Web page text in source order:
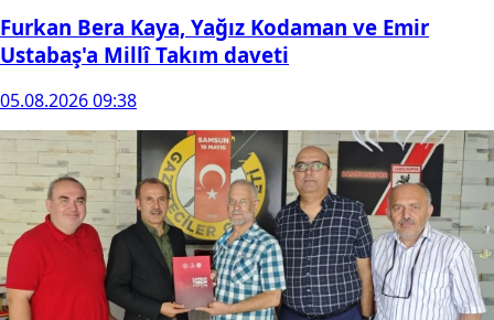
Furkan Bera Kaya, Yağız Kodaman ve Emir
Ustabaş'a Millî Takım daveti
05.08.2026 09:38